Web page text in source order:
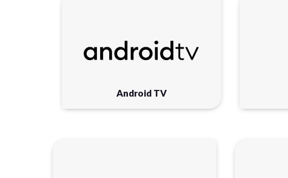
Android TV